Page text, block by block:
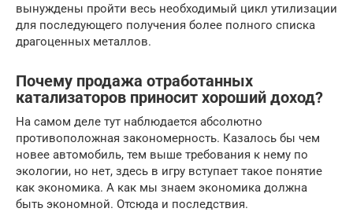
вынуждены пройти весь необходимый цикл утилизации
для последующего получения более полного списка
драгоценных металлов.
Почему продажа отработанных
катализаторов приносит хороший доход?
На самом деле тут наблюдается абсолютно
противоположная закономерность. Казалось бы чем
новее автомобиль, тем выше требования к нему по
экологии, но нет, здесь в игру вступает такое понятие
как экономика. А как мы знаем экономика должна
быть экономной. Отсюда и последствия.